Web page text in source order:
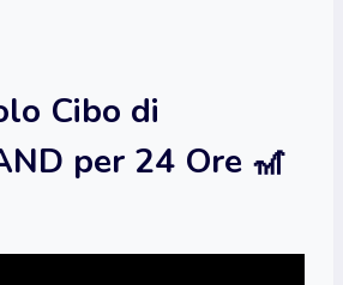
Cibo di
per 24 Ore 🎢